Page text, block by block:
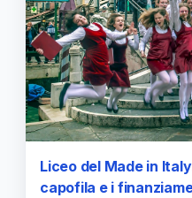
Liceo del Made in
capofila e i